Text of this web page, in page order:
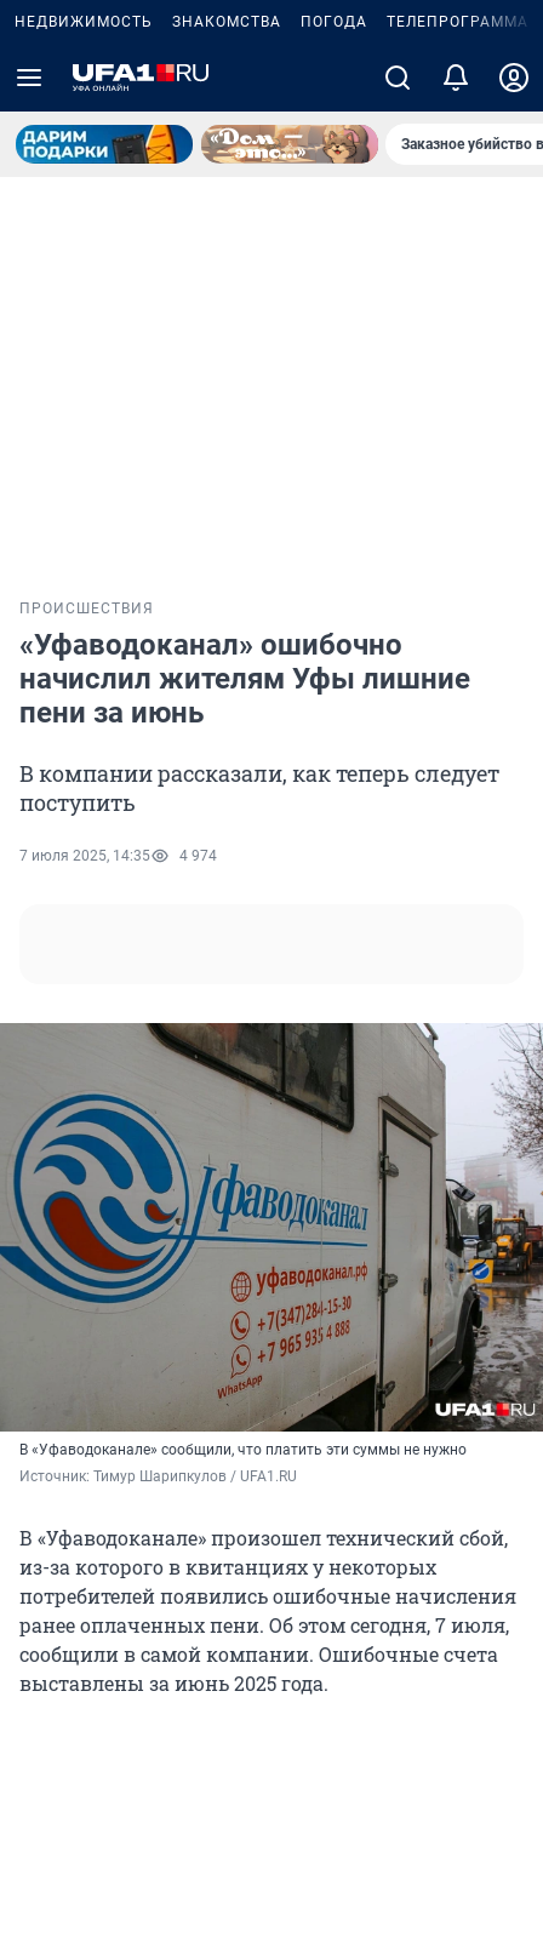
НЕДВИЖИМОСТЬ ЗНАКОМСТВА ПОГОДА ТЕЛЕПРОГРАММА
Заказное убийство
ПРОИСШЕСТВИЯ
«Уфаводоканал» ошибочно
начислил жителям Уфы лишние
пени за июнь
В компании рассказали, как теперь следует
поступить
7 июля 2025, 14:35 4 974
В «Уфаводоканале» сообщили, что платить эти суммы не нужно
Источник: Тимур Шарипкулов / UFA1.RU
В «Уфаводоканале» произошел технический сбой,
из-за которого в квитанциях у некоторых
потребителей появились ошибочные начисления
ранее оплаченных пени. Об этом сегодня, 7 июля,
сообщили в самой компании. Ошибочные счета
выставлены за июнь 2025 года.